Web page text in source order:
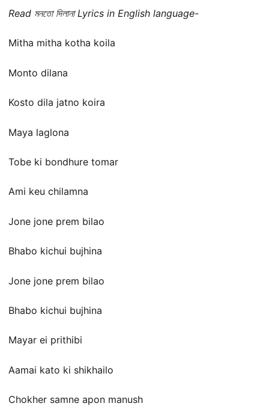
Read মনতো দিলানা Lyrics in English language-
Mitha mitha kotha koila
Monto dilana
Kosto dila jatno koira
Maya laglona
Tobe ki bondhure tomar
Ami keu chilamna
Jone jone prem bilao
Bhabo kichui bujhina
Jone jone prem bilao
Bhabo kichui bujhina
Mayar ei prithibi
Aamai kato ki shikhailo
Chokher samne apon manush